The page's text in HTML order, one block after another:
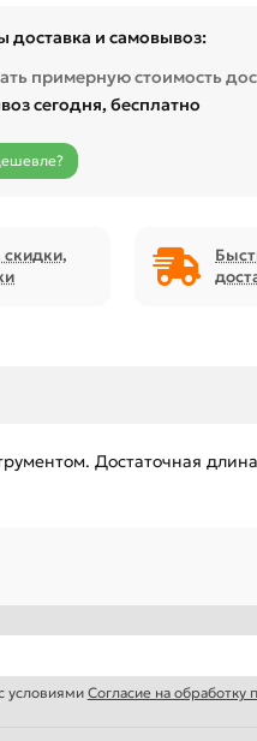
доставка и самовывоз:
примерную стоимость
сегодня, бесплатно
Достаточная
условиями Согласие на обработку